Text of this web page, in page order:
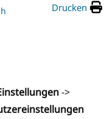
Drucken
->